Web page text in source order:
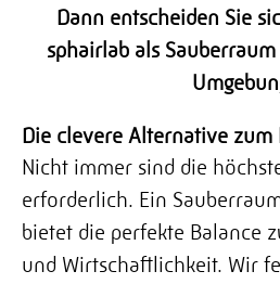
Dann entscheiden Sie
sphairlab als
Die clevere Alternative zum
Nicht immer sind die
erforderlich. Ein
bietet die perfekte Balance
und Wirtschaftlichkeit. Wir